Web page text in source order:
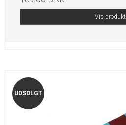
Vis produkt
UDSOLGT